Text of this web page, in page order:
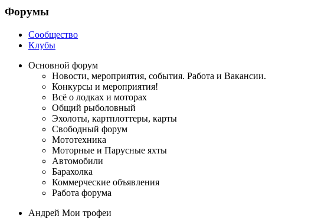
Форумы
Сообщество
Клубы
Основной форум
Новости, мероприятия, события. Работа и Вакансии.
Конкурсы и мероприятия!
Всё о лодках и моторах
Общий рыболовный
Эхолоты, картплоттеры, карты
Свободный форум
Мототехника
Моторные и Парусные яхты
Автомобили
Барахолка
Коммерческие объявления
Работа форума
Андрей Мои трофеи